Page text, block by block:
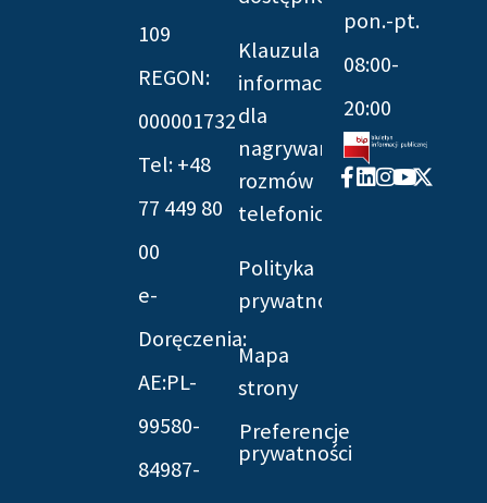
109
REGON:
000001732
Tel: +48
77 449 80
00
e-
Doręczenia:
AE:PL-
99580-
84987-
Klauzula
informacyjna
dla
nagrywania
rozmów
telefonicznych
Polityka
prywatności
Mapa
strony
Preferencje
prywatności
pon.-pt.
08:00-
20:00
Facebook-
f
Linkedin
Instagram
Youtube
X-
twitter